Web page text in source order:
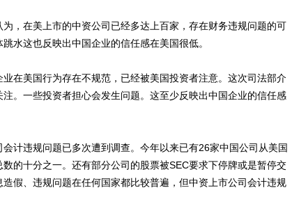
在美上市的中资公司已经多达上百家，存在财务违规问题的可
水这也反映出中国企业的信任感在美国很低。
美国行为存在不规范，已经被美国投资者注意。这次司法部介
。一些投资者担心会发生问题。这至少反映出中国企业的信任感
违规问题已多次遭到调查。今年以来已有26家中国公司从美国
的十分之一。还有部分公司的股票被SEC要求下停牌或是暂停交
假、违规问题在任何国家都比较普遍，但中资上市公司会计违规